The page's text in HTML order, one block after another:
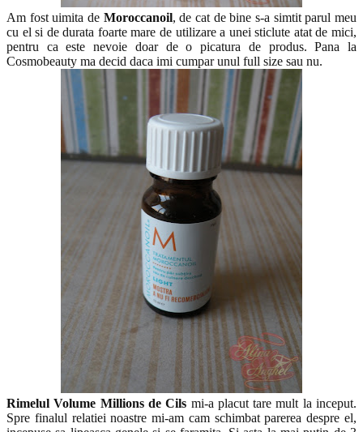
Am fost uimita de Moroccanoil, de cat de bine s-a simtit parul meu
cu el si de durata foarte mare de utilizare a unei sticlute atat de mici,
pentru ca este nevoie doar de o picatura de produs. Pana la
Cosmobeauty ma decid daca imi cumpar unul full size sau nu.
Rimelul Volume Millions de Cils mi-a placut tare mult la inceput.
Spre finalul relatiei noastre mi-am cam schimbat parerea despre el,